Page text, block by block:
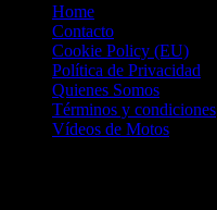
Home
Contacto
Cookie Policy (EU)
Política de Privacidad
Quienes Somos
Términos y condiciones
Vídeos de Motos